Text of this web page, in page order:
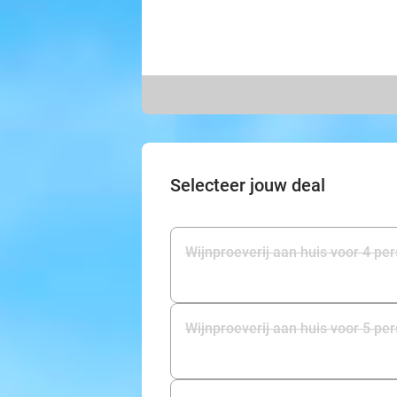
Selecteer jouw deal
Wijnproeverij aan huis voor 4
Wijnproeverij aan huis voor 5